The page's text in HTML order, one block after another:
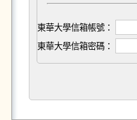
東華大學信箱帳號：
東華大學信箱密碼：